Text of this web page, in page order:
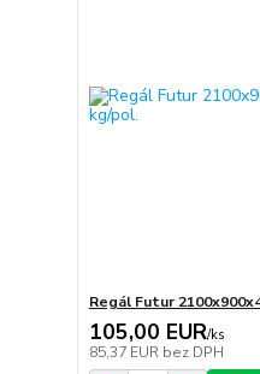
Regál Futur
105,00 EUR/ks
85,37 EUR bez DPH